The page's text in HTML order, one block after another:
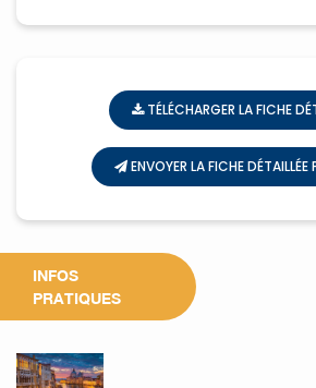
TÉLÉCHARGER LA FICHE
ENVOYER LA FICHE DÉTAILLÉE
INFOS
PRATIQUES